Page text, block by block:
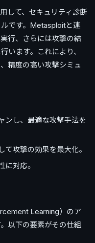
して、セキュリティ診断
です。Metasploitと連
行、さらには攻撃の結
います。これにより、
精度の高い攻撃シミュ
ンし、最適な攻撃手法を
て攻撃の効果を最大化。
に対応。
Learning）のア
以下の要素がその仕組